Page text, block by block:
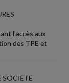
l'accès aux
des TPE et
SOCIÉTÉ